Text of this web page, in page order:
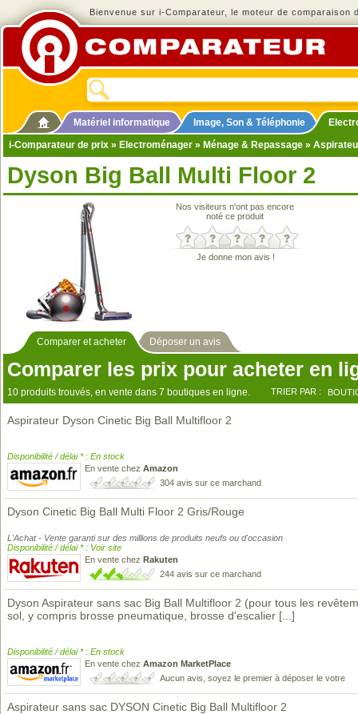
Bienvenue sur i-Comparateur, le moteur de comparaison
Matériel informatique Image, Son & Téléphonie
i-Comparateur de prix » Electroménager » Ménage & Repassage »
Dyson Big Ball Multi Floor 2
Nos visiteurs n'ont pas encore
noté ce produit
Je donne mon avis !
Comparer et acheter Déposer un avis
Comparer les prix pour acheter en
10 produits trouvés, en vente dans 7 boutiques en ligne. TRIER PAR :
Aspirateur Dyson Cinetic Big Ball Multifloor 2
Disponibilité / délai * : En stock
En vente chez Amazon
304 avis sur ce marchand
Dyson Cinetic Big Ball Multi Floor 2 Gris/Rouge
L'Achat - Vente garanti sur des millions de produits neufs ou d'occasion
Disponibilité / délai * : Voir site
En vente chez Rakuten
244 avis sur ce marchand
Dyson Aspirateur sans sac Big Ball Multifloor 2 (pour tous les
sol, y compris brosse pneumatique, brosse d'escalier [...]
Disponibilité / délai * : En stock
En vente chez Amazon MarketPlace
Aucun avis, soyez le premier à déposer le votre
Aspirateur sans sac DYSON Cinetic Big Ball Multifloor 2